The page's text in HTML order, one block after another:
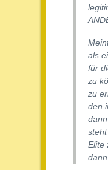
als
für
zu
zu
den
dann
Elite